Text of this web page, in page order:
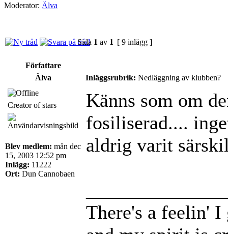
Moderator: Älva
Sida 1 av 1 [ 9 inlägg ]
Författare
Älva
Inläggsrubrik: Nedläggning av klubben?
Creator of stars
Blev medlem: mån dec
15, 2003 12:52 pm
Inlägg: 11222
Ort: Dun Cannobaen
Känns som om
fosiliserad....
aldrig varit
There's a feelin'